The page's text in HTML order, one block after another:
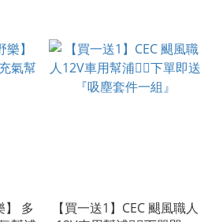
】 多
【買一送1】CEC 颶風職人